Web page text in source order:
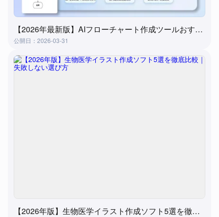
【2026年最新版】AIフローチャート作成ツールおすすめ7選｜3分で自動生成、初心者でも簡単
公開日：2026-03-31
【2026年版】生物医学イラスト作成ソフト5選を徹底比較｜失敗しない選び方